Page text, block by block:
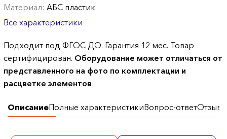
Материал:АБС пластик
Все характеристики
Подходит под ФГОС ДО. Гарантия 12 мес. Товар
сертифицирован. Оборудование может отличаться от
представленного на фото по комплектации и
расцветке элементов
ОписаниеПолные характеристикиВопрос-ответОтзывы